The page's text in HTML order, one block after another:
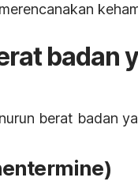
badan
berat badan